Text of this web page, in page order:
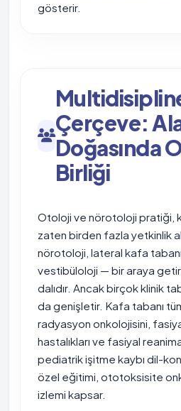
gösterir.
Çerçeve:
Doğasında
Birliği
Otoloji ve nörotoloji pratiği,
zaten birden fazla yetkinlik
nörotoloji, lateral kafa
vestibüloloji — bir araya
dalıdır. Ancak birçok klinik
da genişletir. Kafa tabanı
radyasyon onkolojisini,
hastalıkları ve fasiyal
pediatrik işitme kaybı dil-
özel eğitimi, ototoksisite
izlemi kapsar.